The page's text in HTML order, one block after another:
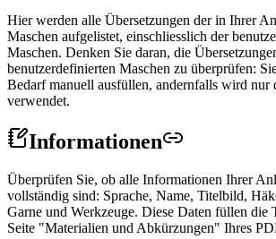
Hier werden alle Übersetzungen der in Ihrer
Maschen aufgelistet, einschliesslich der
Maschen. Denken Sie daran, die
benutzerdefinierten Maschen zu überprüfen:
Bedarf manuell ausfüllen, andernfalls wird nur
verwendet.
Informationen
Überprüfen Sie, ob alle Informationen Ihrer
vollständig sind: Sprache, Name, Titelbild,
Garne und Werkzeuge. Diese Daten füllen die
Seite "Materialien und Abkürzungen" Ihres